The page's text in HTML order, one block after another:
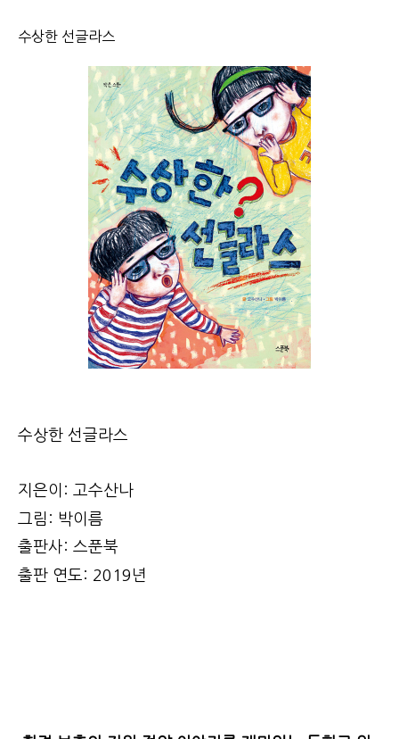
수상한 선글라스
수상한 선글라스
지은이: 고수산나
그림: 박이름
출판사: 스푼북
출판 연도: 2019년